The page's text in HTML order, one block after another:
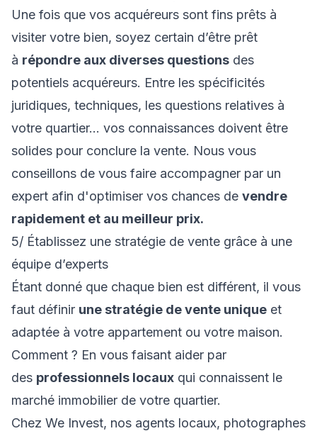
Une fois que vos acquéreurs sont fins prêts à
visiter votre bien, soyez certain d’être prêt
à répondre aux diverses questions des
potentiels acquéreurs. Entre les spécificités
juridiques, techniques, les questions relatives à
votre quartier… vos connaissances doivent être
solides pour conclure la vente. Nous vous
conseillons de vous faire accompagner par un
expert afin d'optimiser vos chances de vendre
rapidement et au meilleur prix.
5/ Établissez une stratégie de vente grâce à une
équipe d’experts
Étant donné que chaque bien est différent, il vous
faut définir une stratégie de vente unique et
adaptée à votre appartement ou votre maison.
Comment ? En vous faisant aider par
des professionnels locaux qui connaissent le
marché immobilier de votre quartier.
Chez We Invest, nos agents locaux, photographes